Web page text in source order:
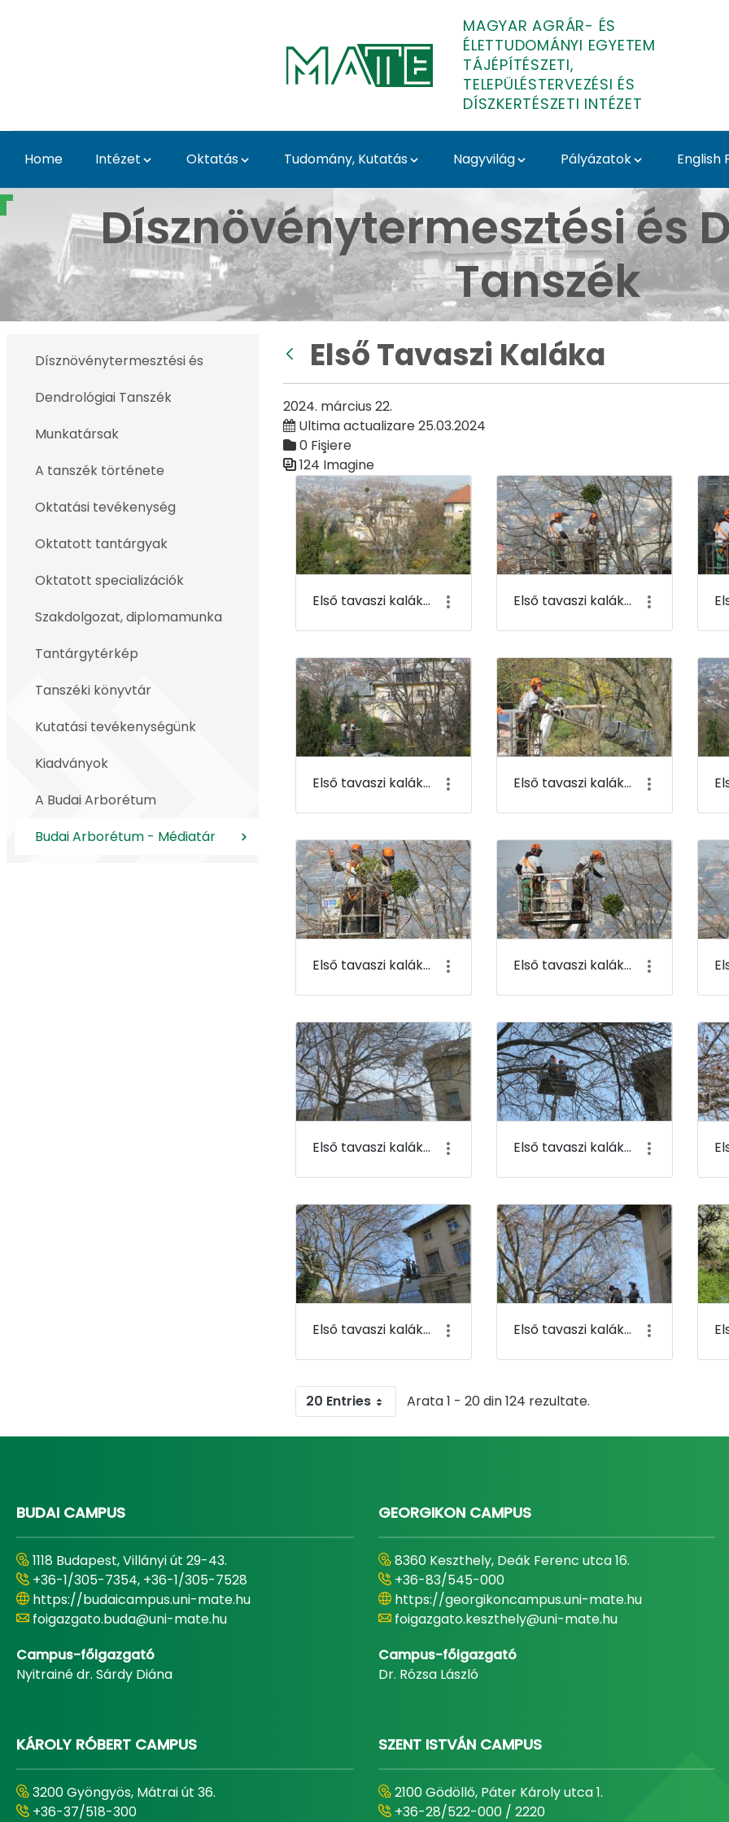
MAGYAR AGRÁR- ÉS
ÉLETTUDOMÁNYI EGYETEM
TÁJÉPÍTÉSZETI,
TELEPÜLÉSTERVEZÉSI ÉS
DÍSZKERTÉSZETI INTÉZET
Home Intézet Oktatás Tudomány, Kutatás Nagyvilág Pályázatok English
Első Tavaszi Kaláka - Budai Arborétum -
Dísznövénytermesztési és
Tanszék
Dísznövénytermesztési és
Dendrológiai Tanszék
Munkatársak
A tanszék története
Oktatási tevékenység
Oktatott tantárgyak
Oktatott specializációk
Szakdolgozat, diplomamunka
Tantárgytérkép
Tanszéki könyvtár
Kutatási tevékenységünk
Kiadványok
A Budai Arborétum
Budai Arborétum - Médiatár
Első Tavaszi Kaláka
2024. március 22.
Ultima actualizare 25.03.2024
0 Fişiere
124 Imagine
Galerie media
Első tavaszi kaláka 001 Első tavaszi kaláka 002
Első tavaszi kaláka 005 Első tavaszi kaláka 006
Első tavaszi kaláka 009 Első tavaszi kaláka 010
Első tavaszi kaláka 013 Első tavaszi kaláka 014
Első tavaszi kaláka 017 Első tavaszi kaláka 018
20 Entries Arata 1 - 20 din 124 rezultate.
BUDAI CAMPUS
1118 Budapest, Villányi út 29-43.
+36-1/305-7354, +36-1/305-7528
https://budaicampus.uni-mate.hu
foigazgato.buda@uni-mate.hu
Campus-főigazgató
Nyitrainé dr. Sárdy Diána
GEORGIKON CAMPUS
8360 Keszthely, Deák Ferenc utca 16.
+36-83/545-000
https://georgikoncampus.uni-mate.hu
foigazgato.keszthely@uni-mate.hu
Campus-főigazgató
Dr. Rózsa László
KÁROLY RÓBERT CAMPUS
3200 Gyöngyös, Mátrai út 36.
+36-37/518-300
SZENT ISTVÁN CAMPUS
2100 Gödöllő, Páter Károly utca 1.
+36-28/522-000 / 2220